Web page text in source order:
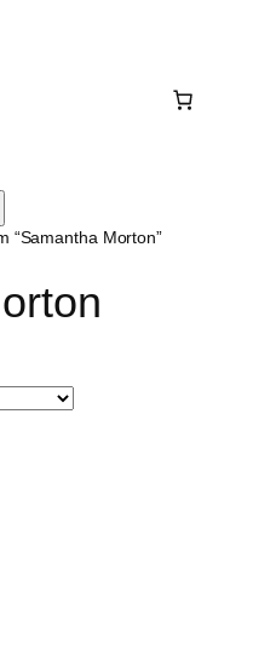
“Samantha Morton”